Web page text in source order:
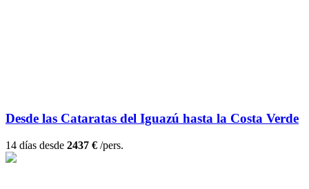
Desde las Cataratas del Iguazú hasta la Costa Verde
14 días desde 2437 € /pers.